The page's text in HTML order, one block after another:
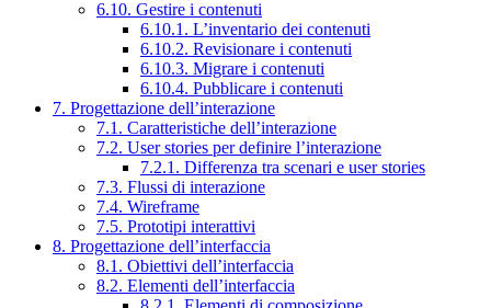
6.10. Gestire i contenuti
6.10.1. L’inventario dei contenuti
6.10.2. Revisionare i contenuti
6.10.3. Migrare i contenuti
6.10.4. Pubblicare i contenuti
7. Progettazione dell’interazione
7.1. Caratteristiche dell’interazione
7.2. User stories per definire l’interazione
7.2.1. Differenza tra scenari e user stories
7.3. Flussi di interazione
7.4. Wireframe
7.5. Prototipi interattivi
8. Progettazione dell’interfaccia
8.1. Obiettivi dell’interfaccia
8.2. Elementi dell’interfaccia